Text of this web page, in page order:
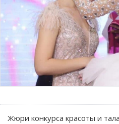
Жюри конкурса красоты и